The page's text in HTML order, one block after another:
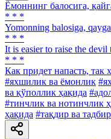
Ёмоннинг балосига,
* * *
Yomonning balosiga,
* * *
It is easier to raise the
* * *
Как придет напасть, так
#яхшилик ва ёмонлик
ва қўполлик ҳақида
#тинчлик ва нотинчлик
ҳақида #тақдир ва